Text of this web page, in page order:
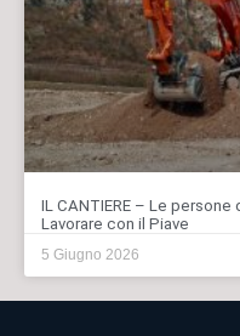
IL CANTIERE – Le
Lavorare con il Piave
5 Giugno 2026